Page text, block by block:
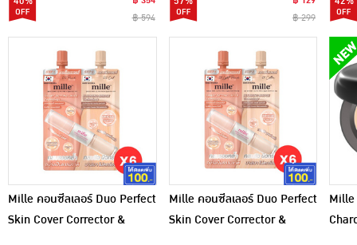
฿ 594
Mille คอนซีลเลอร์ Duo Perfect
Skin Cover Corrector &
฿ 299
Mille คอนซีลเลอร์ Duo Perfect
Skin Cover Corrector &